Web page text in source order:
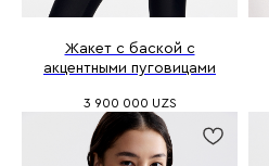
Жакет с баской с
акцентными пуговицами
3 900 000 UZS